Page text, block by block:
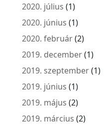
2020. július (1)
2020. június (1)
2020. február(2)
2019. december(1)
2019. szeptember(1)
2019. június (1)
2019. május (2)
2019. március (2)